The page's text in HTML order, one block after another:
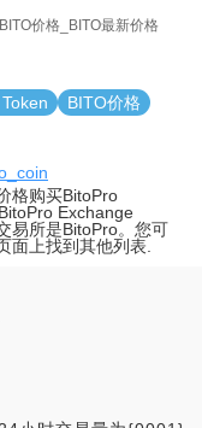
价格_BITO最新价格
BITO价格
格购买BitoPro
Exchange
易所是BitoPro。您可
面上找到其他列表.